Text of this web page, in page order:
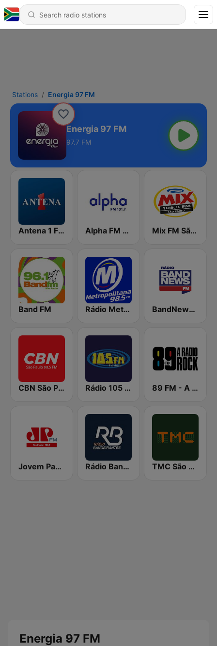
Stations Energia 97 FM
Energia 97 FM
97.7 FM
Antena 1 FM Alpha FM 101.7 Mix FM São Paulo
Band FM Rádio Metropolitana 98.5 FM BandNews FM - 96.9 SP
CBN São Paulo Rádio 105 FM 89 FM - A Rádio Rock
Jovem Pan FM São Paulo Rádio Bandeirantes TMC São Paulo
Energia 97 FM